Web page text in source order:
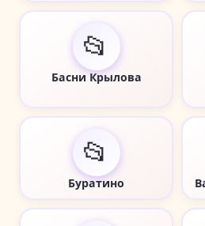
📂
Басни Крылова
📂
Буратино